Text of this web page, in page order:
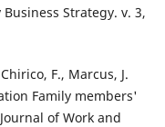
Strategy. v. 3,
F., Marcus, J.
Family members'
of Work and